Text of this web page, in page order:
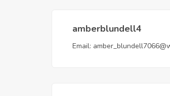
amberblundell4
Email: